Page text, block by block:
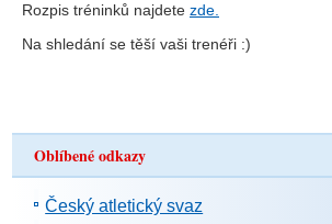
Rozpis tréninků najdete zde.
Na shledání se těší vaši trenéři :)
Oblíbené odkazy
Český atletický svaz